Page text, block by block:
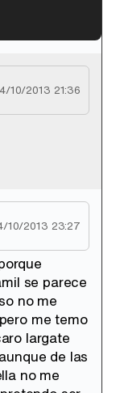
'120 Minutos' celebra sus 2.000 programas en Telemadrid con un vídeo del día a día en la redacción
Tráiler en catalán de 'Ravalear', la nueva serie de HBO Max sobre los fondos buitre
10/2013 21:36
10/2013 23:27
se parece
no me
me temo
largate
de las
no me